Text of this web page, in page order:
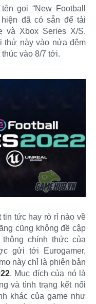
gọi “New Football
hiện đã có sẵn để tải
và Xbox Series X/S.
thử này vào nửa đêm
vào 8/7 tới.
tin tức hay rò rỉ nào về
cũng không đề cập
chính thức của
gửi tới Eurogamer,
này chỉ là phiên bản
. Mục đích của nó là
và tình trạng kết nối
khác của game như